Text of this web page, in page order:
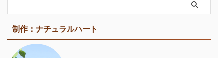
制作：ナチュラルハート